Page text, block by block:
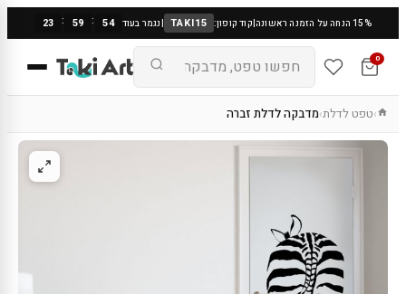
15% הנחה על הזמנה ראשונה |קוד קופון: TAKI15
|נגמר בעוד 23 : 59 : 53
0
›טפט לדלת›מדבקה לדלת זברה